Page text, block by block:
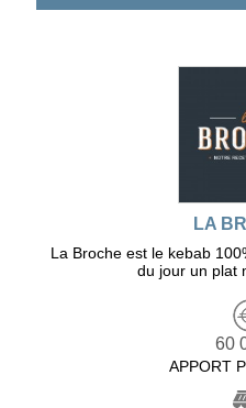
LA
La Broche est le kebab
du jour un plat
60
APPORT